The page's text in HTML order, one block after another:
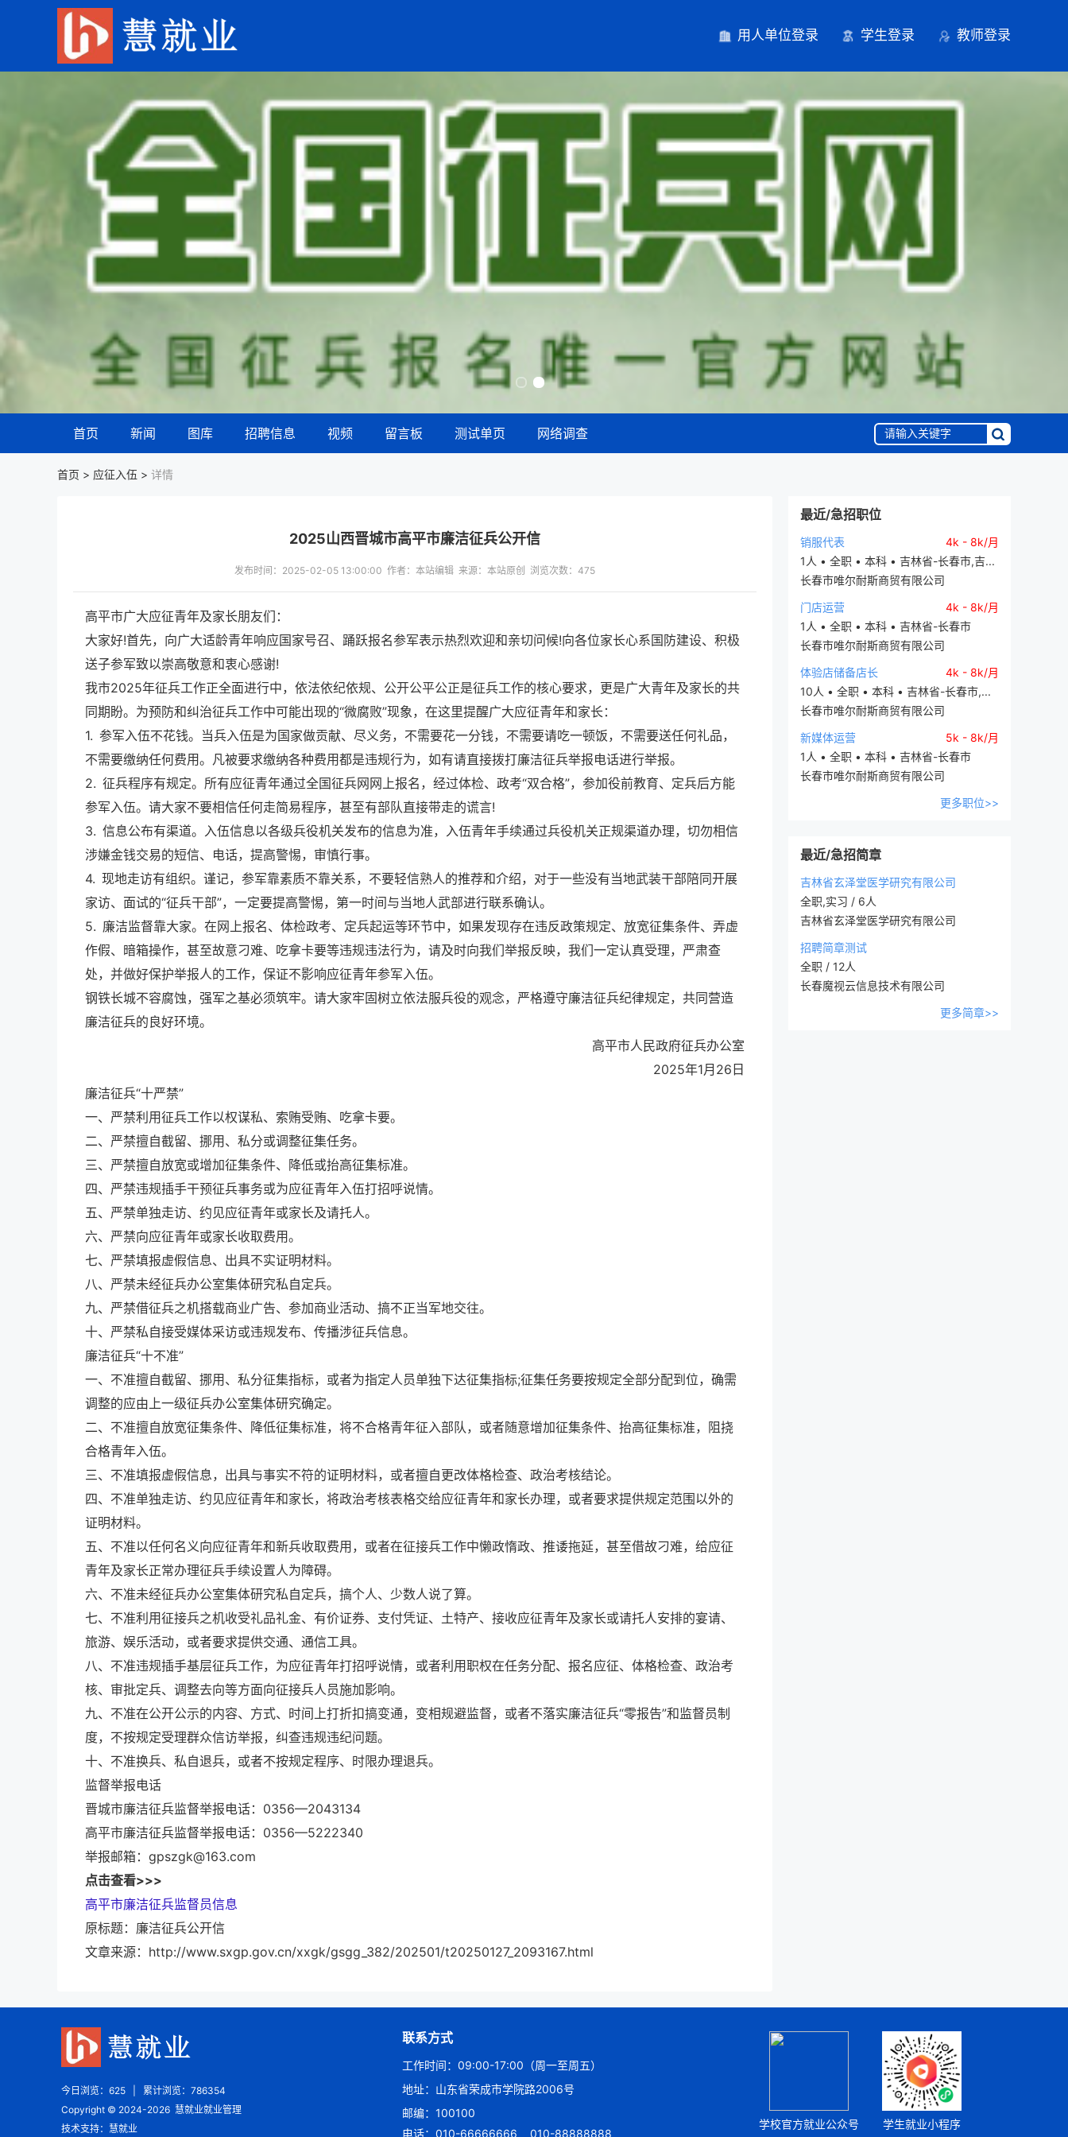
用人单位登录 学生登录 教师登录
首页 新闻 图库 招聘信息 视频 留言板 测试单页 网络调查
首页 > 应征入伍 > 详情
最近/急招职位
销服代表
4k - 8k/月
1人 • 全职 • 本科 • 吉林省-长春市,吉...
长春市唯尔耐斯商贸有限公司
门店运营
4k - 8k/月
1人 • 全职 • 本科 • 吉林省-长春市
长春市唯尔耐斯商贸有限公司
体验店储备店长
4k - 8k/月
10人 • 全职 • 本科 • 吉林省-长春市,...
长春市唯尔耐斯商贸有限公司
新媒体运营
5k - 8k/月
1人 • 全职 • 本科 • 吉林省-长春市
长春市唯尔耐斯商贸有限公司
更多职位>>
最近/急招简章
吉林省玄泽堂医学研究有限公司
全职,实习 / 6人
吉林省玄泽堂医学研究有限公司
招聘简章测试
全职 / 12人
长春魔视云信息技术有限公司
更多简章>>
2025山西晋城市高平市廉洁征兵公开信
发布时间：2025-02-05 13:00:00 作者：本站编辑 来源：本站原创 浏览次数： 475
高平市广大应征青年及家长朋友们：
大家好!首先，向广大适龄青年响应国家号召、踊跃报名参军表示热烈欢迎和亲切问候!向各位家长心系国防建设、积极
送子参军致以崇高敬意和衷心感谢!
我市2025年征兵工作正全面进行中，依法依纪依规、公开公平公正是征兵工作的核心要求，更是广大青年及家长的共
同期盼。为预防和纠治征兵工作中可能出现的“微腐败”现象，在这里提醒广大应征青年和家长：
1. 参军入伍不花钱。当兵入伍是为国家做贡献、尽义务，不需要花一分钱，不需要请吃一顿饭，不需要送任何礼品，
不需要缴纳任何费用。凡被要求缴纳各种费用都是违规行为，如有请直接拨打廉洁征兵举报电话进行举报。
2. 征兵程序有规定。所有应征青年通过全国征兵网网上报名，经过体检、政考“双合格”，参加役前教育、定兵后方能
参军入伍。请大家不要相信任何走简易程序，甚至有部队直接带走的谎言!
3. 信息公布有渠道。入伍信息以各级兵役机关发布的信息为准，入伍青年手续通过兵役机关正规渠道办理，切勿相信
涉嫌金钱交易的短信、电话，提高警惕，审慎行事。
4. 现地走访有组织。谨记，参军靠素质不靠关系，不要轻信熟人的推荐和介绍，对于一些没有当地武装干部陪同开展
家访、面试的“征兵干部”，一定要提高警惕，第一时间与当地人武部进行联系确认。
5. 廉洁监督靠大家。在网上报名、体检政考、定兵起运等环节中，如果发现存在违反政策规定、放宽征集条件、弄虚
作假、暗箱操作，甚至故意刁难、吃拿卡要等违规违法行为，请及时向我们举报反映，我们一定认真受理，严肃查
处，并做好保护举报人的工作，保证不影响应征青年参军入伍。
钢铁长城不容腐蚀，强军之基必须筑牢。请大家牢固树立依法服兵役的观念，严格遵守廉洁征兵纪律规定，共同营造
廉洁征兵的良好环境。
高平市人民政府征兵办公室
2025年1月26日
廉洁征兵“十严禁”
一、严禁利用征兵工作以权谋私、索贿受贿、吃拿卡要。
二、严禁擅自截留、挪用、私分或调整征集任务。
三、严禁擅自放宽或增加征集条件、降低或抬高征集标准。
四、严禁违规插手干预征兵事务或为应征青年入伍打招呼说情。
五、严禁单独走访、约见应征青年或家长及请托人。
六、严禁向应征青年或家长收取费用。
七、严禁填报虚假信息、出具不实证明材料。
八、严禁未经征兵办公室集体研究私自定兵。
九、严禁借征兵之机搭载商业广告、参加商业活动、搞不正当军地交往。
十、严禁私自接受媒体采访或违规发布、传播涉征兵信息。
廉洁征兵“十不准”
一、不准擅自截留、挪用、私分征集指标，或者为指定人员单独下达征集指标;征集任务要按规定全部分配到位，确需
调整的应由上一级征兵办公室集体研究确定。
二、不准擅自放宽征集条件、降低征集标准，将不合格青年征入部队，或者随意增加征集条件、抬高征集标准，阻挠
合格青年入伍。
三、不准填报虚假信息，出具与事实不符的证明材料，或者擅自更改体格检查、政治考核结论。
四、不准单独走访、约见应征青年和家长，将政治考核表格交给应征青年和家长办理，或者要求提供规定范围以外的
证明材料。
五、不准以任何名义向应征青年和新兵收取费用，或者在征接兵工作中懒政惰政、推诿拖延，甚至借故刁难，给应征
青年及家长正常办理征兵手续设置人为障碍。
六、不准未经征兵办公室集体研究私自定兵，搞个人、少数人说了算。
七、不准利用征接兵之机收受礼品礼金、有价证券、支付凭证、土特产、接收应征青年及家长或请托人安排的宴请、
旅游、娱乐活动，或者要求提供交通、通信工具。
八、不准违规插手基层征兵工作，为应征青年打招呼说情，或者利用职权在任务分配、报名应征、体格检查、政治考
核、审批定兵、调整去向等方面向征接兵人员施加影响。
九、不准在公开公示的内容、方式、时间上打折扣搞变通，变相规避监督，或者不落实廉洁征兵“零报告”和监督员制
度，不按规定受理群众信访举报，纠查违规违纪问题。
十、不准换兵、私自退兵，或者不按规定程序、时限办理退兵。
监督举报电话
晋城市廉洁征兵监督举报电话：0356—2043134
高平市廉洁征兵监督举报电话：0356—5222340
举报邮箱：gpszgk@163.com
点击查看>>>
高平市廉洁征兵监督员信息
原标题：廉洁征兵公开信
文章来源：http://www.sxgp.gov.cn/xxgk/gsgg_382/202501/t20250127_2093167.html
今日浏览： 625 累计浏览： 786354
Copyright © 2024-2026 慧就业就业管理
技术支持：慧就业
联系方式
工作时间：09:00-17:00（周一至周五）
地址：山东省荣成市学院路2006号
邮编：100100
电话：010-66666666
010-88888888
学校官方就业公众号 学生就业小程序